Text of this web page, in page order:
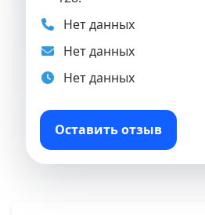
Нет данных
Нет данных
Нет данных
Оставить отзыв